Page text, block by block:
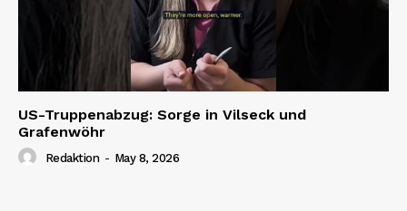
US-Truppenabzug: Sorge in Vilseck und
Grafenwöhr
Redaktion - May 8, 2026